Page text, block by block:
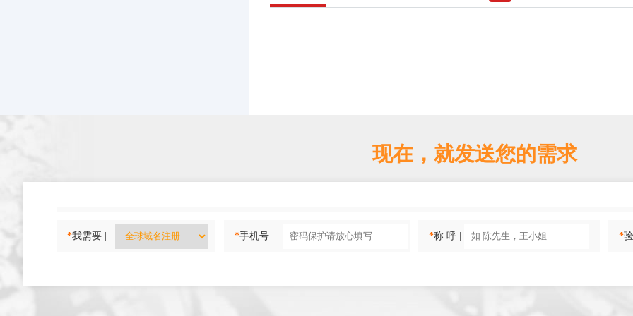
现在，就发送您的需求
*我需要 | *手机号 | *称 呼 | *